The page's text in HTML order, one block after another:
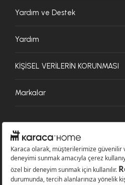
Yardım ve Destek
Yardım
KİŞİSEL VERİLERİN KORUNMASI
Markalar